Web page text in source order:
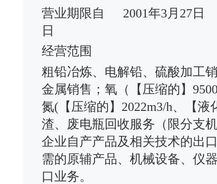
营业期限自
2001年3月27日
日
经营范围
粗铅冶炼、电解铅、硫酸加工
金属销售；氧（【压缩的】
氮(【压缩的】2022m3/h、【
渣、废电瓶回收服务（限分支
企业自产产品及相关技术的出
需的原辅产品、机械设备、仪
口业务。